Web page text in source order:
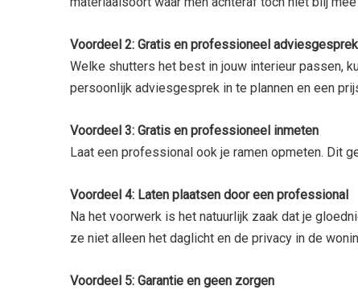
Voordeel 2: Gratis en professioneel adviesgesprek
Welke shutters het best in jouw interieur passen,
persoonlijk adviesgesprek in te plannen en een
Voordeel 3: Gratis en professioneel inmeten
Laat een professional ook je ramen opmeten. Dit
Voordeel 4: Laten plaatsen door een professional
Na het voorwerk is het natuurlijk zaak dat je
ze niet alleen het daglicht en de privacy in de
Voordeel 5: Garantie en geen zorgen